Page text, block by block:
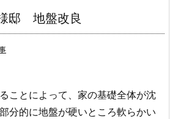
邸 地盤改良
ことによって、家の基礎全体が沈
分的に地盤が硬いところ軟らかい